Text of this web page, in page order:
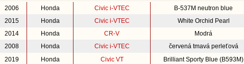
2006 Honda Civic i-VTEC B-537M neutron blue
2015 Honda Civic i-VTEC White Orchid Pearl
2014 Honda CR-V Modrá
2008 Honda Civic i-VTEC červená tmavá perleťová
2019 Honda Civic VT Brilliant Sporty Blue (B593M)